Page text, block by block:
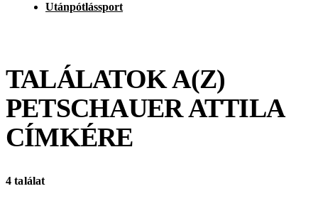
Utánpótlássport
TALÁLATOK A(Z)
PETSCHAUER ATTILA
CÍMKÉRE
4 találat